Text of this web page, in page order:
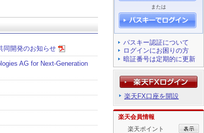
または
パスキー認証について
ログインにお困りの方
暗証番号は定期的に更新
楽天FX口座を開設
楽天会員情報
楽天ポイント